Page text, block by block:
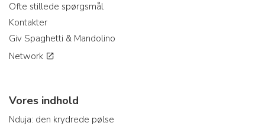
Ofte stillede spørgsmål
Kontakter
Giv Spaghetti & Mandolino
Network
Vores indhold
Nduja: den krydrede pølse